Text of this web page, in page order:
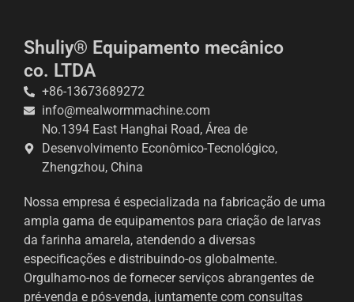
Shuliy® Equipamento mecânico
co. LTDA
+86-13673689272
info@mealwormmachine.com
No.1394 East Hanghai Road, Área de
Desenvolvimento Econômico-Tecnológico,
Zhengzhou, China
Nossa empresa é especializada na fabricação de uma
ampla gama de equipamentos para criação de larvas
da farinha amarela, atendendo a diversas
especificações e distribuindo-os globalmente.
Orgulhamo-nos de fornecer serviços abrangentes de
pré-venda e pós-venda, juntamente com consultas
Chat